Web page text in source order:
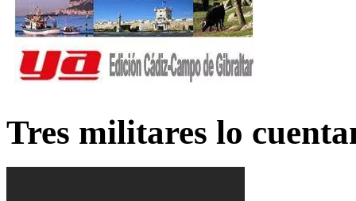
Tres militares lo